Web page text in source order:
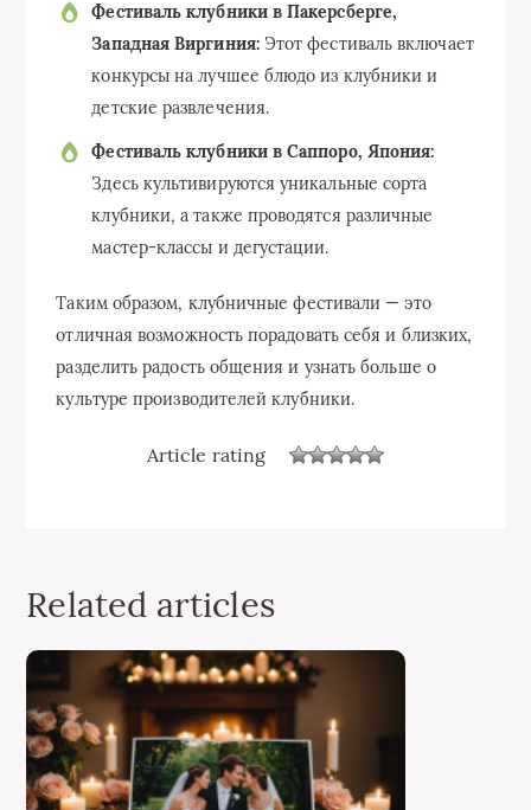
Фестиваль клубники в Пакерсберге,
Западная Виргиния:Этот фестиваль включает
конкурсы на лучшее блюдо из клубники и
детские развлечения.
Фестиваль клубники в Саппоро, Япония:
Здесь культивируются уникальные сорта
клубники, а также проводятся различные
мастер-классы и дегустации.
Таким образом, клубничные фестивали — это
отличная возможность порадовать себя и близких,
разделить радость общения и узнать больше о
культуре производителей клубники.
Article rating
Related articles